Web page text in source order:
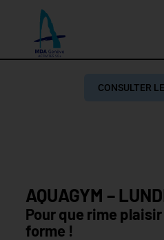
CONSULTER
AQUAGYM –
Pour que rime
forme !